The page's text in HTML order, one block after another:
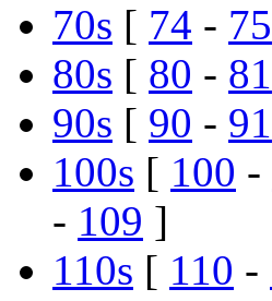
70s [ 74 - 75
80s [ 80 - 81
90s [ 90 - 91
100s [ 100 -
- 109 ]
110s [ 110 -